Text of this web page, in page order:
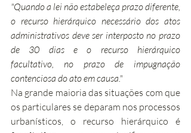
"Quando a lei não estabeleça prazo diferente,
o recurso hierárquico necessário dos atos
administrativos deve ser interposto no prazo
de 30 dias e o recurso hierárquico
facultativo, no prazo de impugnação
contenciosa do ato em causa."
Na grande maioria das situações com que
os particulares se deparam nos processos